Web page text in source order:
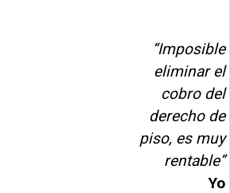
“Imposible
eliminar el
cobro del
derecho de
piso, es muy
rentable”
Yo